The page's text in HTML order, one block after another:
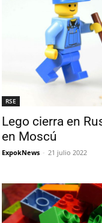
RSE
Lego cierra en
en Moscú
ExpokNews - 21 julio 2022